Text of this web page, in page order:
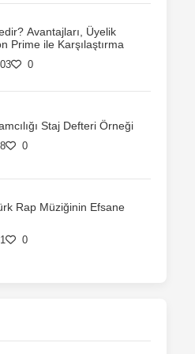
Avantajları, Üyelik
Prime ile Karşılaştırma
0
Staj Defteri Örneği
0
Rap Müziğinin Efsane
0